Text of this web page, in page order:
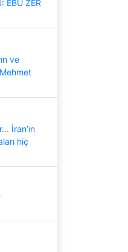
EBU ZER
ve
İran’ın
hiç